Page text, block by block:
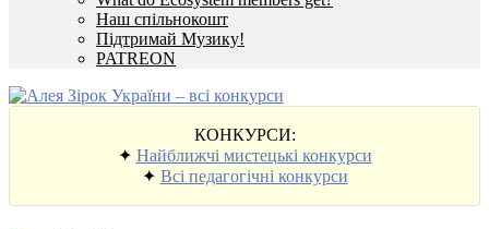
Наш спільнокошт
Підтримай Музику!
PATREON
КОНКУРСИ:
✦ Найближчі мистецькі конкурси
✦ Всі педагогічні конкурси